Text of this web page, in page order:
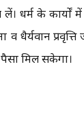
धर्म के
व धैर्यवान
मिल सकेगा।